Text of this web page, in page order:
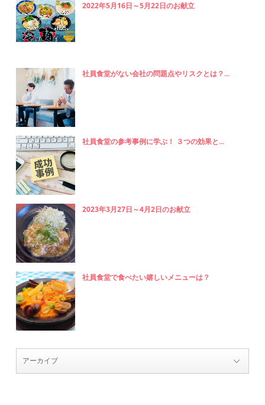
2022年5月16日～5月22日のお献立
社員食堂がない会社の問題点やリスクとは？...
社員食堂の参考事例に学ぶ！ ３つの効果と...
2023年3月27日～4月2日のお献立
社員食堂で食べたい嬉しいメニューは？